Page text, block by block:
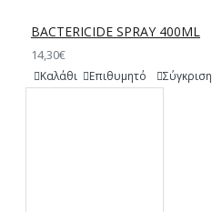
BACTERICIDE SPRAY 400ML
14,30€
Καλάθι Επιθυμητό Σύγκριση